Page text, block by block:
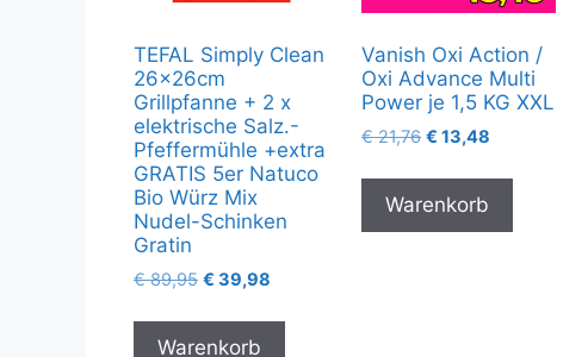
TEFAL Simply Clean
26x26cm
Grillpfanne + 2 x
elektrische Salz.-
Pfeffermühle +extra
GRATIS 5er Natuco
Bio Würz Mix
Nudel-Schinken
Gratin
€89,95 € 39,98
Warenkorb
Vanish Oxi Action /
Oxi Advance Multi
Power je 1,5 KG XXL
€21,76 € 13,48
Warenkorb